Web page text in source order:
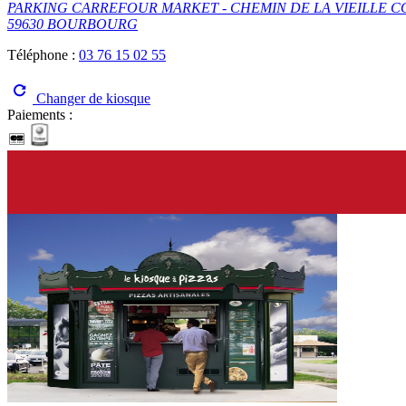
PARKING CARREFOUR MARKET - CHEMIN DE LA VIEILLE
59630 BOURBOURG
Téléphone : 03 76 15 02 55
Changer de kiosque
Paiements :